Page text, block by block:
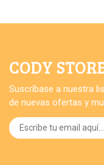
CODY
Suscríbase a nuestra
de nuevas ofertas y